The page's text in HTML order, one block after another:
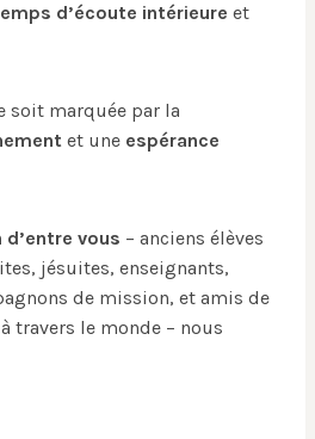
d’écoute intérieure et
soit marquée par la
et une espérance
vous – anciens élèves
jésuites, enseignants,
de mission, et amis de
travers le monde – nous